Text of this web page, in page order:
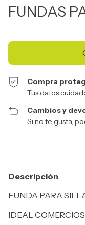
FUNDAS
Compra
Tus datos
Cambios y
Si no te gusta,
Descripción
FUNDA PARA
IDEAL